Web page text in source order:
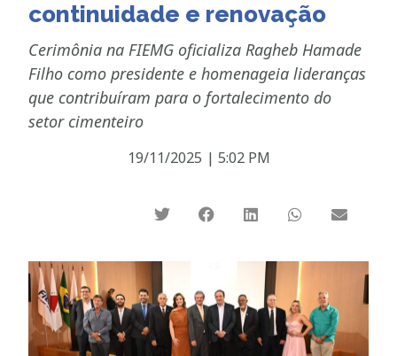
continuidade e renovação
Cerimônia na FIEMG oficializa Ragheb Hamade
Filho como presidente e homenageia lideranças
que contribuíram para o fortalecimento do
setor cimenteiro
19/11/2025 | 5:02 PM